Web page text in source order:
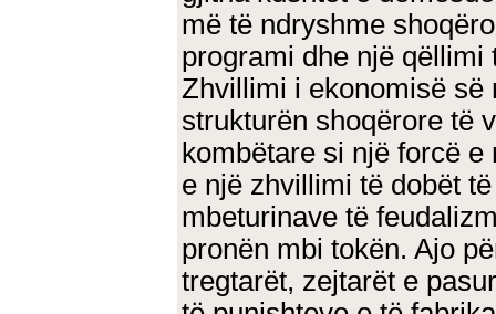
më të ndryshme
programi dhe një qëllimi
Zhvillimi i ekonomisë së
strukturën shoqërore të
kombëtare si një forcë
e një zhvillimi të dobët
mbeturinave të
pronën mbi tokën. Ajo
tregtarët, zejtarët e